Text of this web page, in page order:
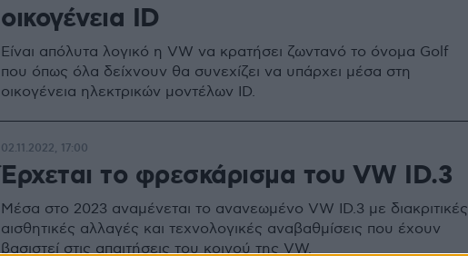
οικογένεια ID
Είναι απόλυτα λογικό η VW να κρατήσει ζωντανό το όνομα Golf
που όπως όλα δείχνουν θα συνεχίζει να υπάρχει μέσα στη
οικογένεια ηλεκτρικών μοντέλων ID.
Έρχεται το φρεσκάρισμα του VW ID.3
Μέσα στο 2023 αναμένεται το ανανεωμένο VW ID.3 με διακριτικές
αισθητικές αλλαγές και τεχνολογικές αναβαθμίσεις που έχουν
βασιστεί στις απαιτήσεις του κοινού της VW.
02.11.2022, 17:00